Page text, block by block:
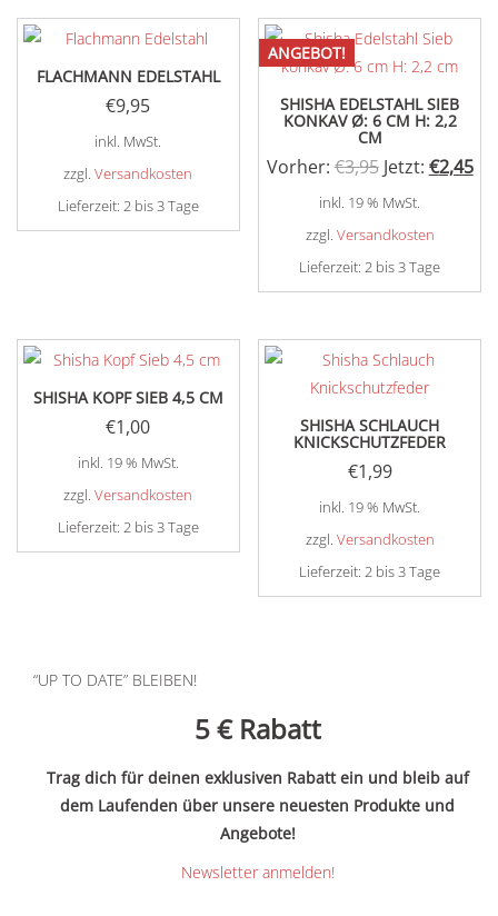
FLACHMANN EDELSTAHL
€9,95
inkl. MwSt.
zzgl.Versandkosten
Lieferzeit: 2 bis 3 Tage
Dieses
Die
Optionen
können
auf
Produktseite
ANGEBOT!
SHISHA EDELSTAHL SIEB
KONKAV Ø: 6 CM H: 2,2
CM
Vorher: €3,95
Preis
war:
€3,95
Jetzt: €2,45
inkl. 19 % MwSt.
zzgl. Versandkosten
Lieferzeit:2 bis 3 Tage
SHISHA KOPF SIEB 4,5 CM
€1,00
inkl. 19 % MwSt.
zzgl.Versandkosten
Lieferzeit: 2 bis 3 Tage
SHISHA SCHLAUCH
KNICKSCHUTZFEDER
€1,99
inkl. 19 % MwSt.
zzgl. Versandkosten
Lieferzeit:2 bis 3 Tage
“UP TO DATE” BLEIBEN!
5 € Rabatt
Trag dich für deinen exklusiven Rabatt ein und bleib auf
dem Laufenden über unsere neuesten Produkte und
Angebote!
Newsletter anmelden!